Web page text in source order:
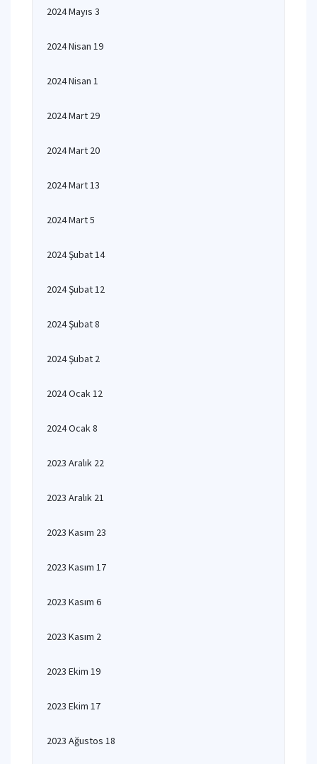
2024 Mayıs 3
2024 Nisan 19
2024 Nisan 1
2024 Mart 29
2024 Mart 20
2024 Mart 13
2024 Mart 5
2024 Şubat 14
2024 Şubat 12
2024 Şubat 8
2024 Şubat 2
2024 Ocak 12
2024 Ocak 8
2023 Aralık 22
2023 Aralık 21
2023 Kasım 23
2023 Kasım 17
2023 Kasım 6
2023 Kasım 2
2023 Ekim 19
2023 Ekim 17
2023 Ağustos 18